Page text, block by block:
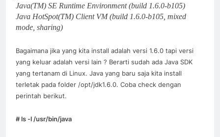
Java(TM) SE Runtime Environment (build 1.6.0-b105)
Java HotSpot(TM) Client VM (build 1.6.0-b105, mixed
mode, sharing)
Bagaimana jika yang kita install adalah versi 1.6.0 tapi versi
yang keluar adalah versi lain ? Berarti sudah ada Java SDK
yang tertanam di Linux. Java yang baru saja kita install
terletak pada folder /opt/jdk1.6.0. Coba check dengan
perintah berikut.
# ls -l /usr/bin/java